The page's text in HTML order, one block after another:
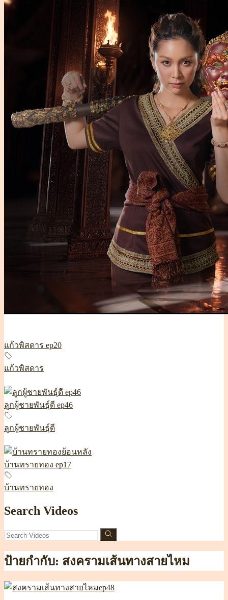
แก้วพิสดาร ep20
แก้วพิสดาร
ลูกผู้ชายพันธุ์ดี ep46
ลูกผู้ชายพันธุ์ดี
บ้านทรายทอง ep17
บ้านทรายทอง
Search Videos
ป้ายกำกับ: สงครามเส้นทางสายไหม